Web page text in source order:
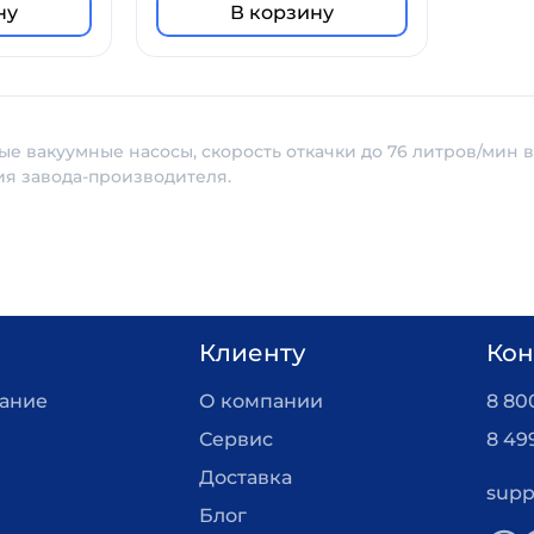
В корзину
вакуумные насосы, скорость откачки до 76 литров/мин
завода-производителя.
Клиенту
О компании
Сервис
Доставка
Блог
8
8